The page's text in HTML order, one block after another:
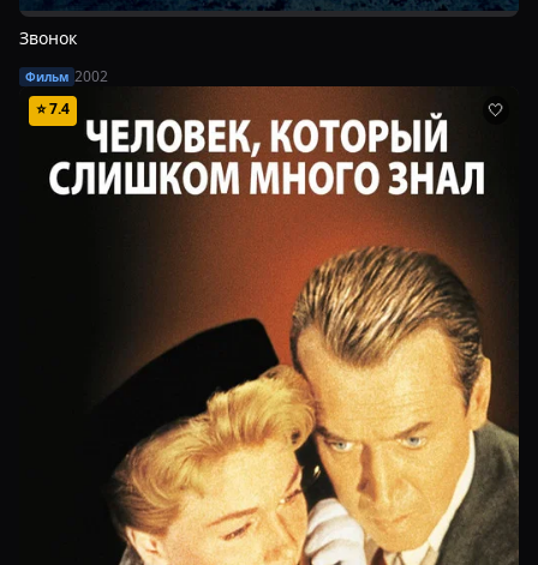
Звонок
Фильм 2002
⭐7.4 🤍